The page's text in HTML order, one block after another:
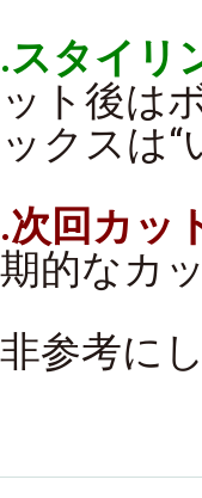
.スタイリ
ト後は
クスは“
.次回カッ
的なカ
参考に